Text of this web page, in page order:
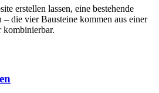
erstellen lassen, eine bestehende
die vier Bausteine kommen aus einer
kombinierbar.